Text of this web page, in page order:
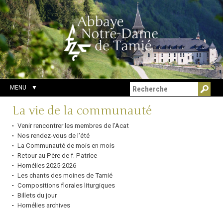
Aller
au
contenu.
|
Aller
à
la
navigation
Outils
personnels
Chercher par
Recherche
avancée…
MENU
Navigation
La vie de la communauté
Venir rencontrer les membres de l'Acat
Nos rendez-vous de l'été
La Communauté de mois en mois
Retour au Père de f. Patrice
Homélies 2025-2026
Les chants des moines de Tamié
Compositions florales liturgiques
Billets du jour
Homélies archives